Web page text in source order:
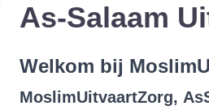
As-Salaam
Welkom bij
MoslimUitvaartZorg,